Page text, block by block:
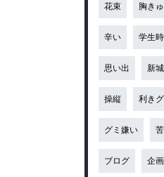
花束 胸き
辛い 学生
思い出 新城
操縦 利きグ
グミ嫌い
ブログ 企画